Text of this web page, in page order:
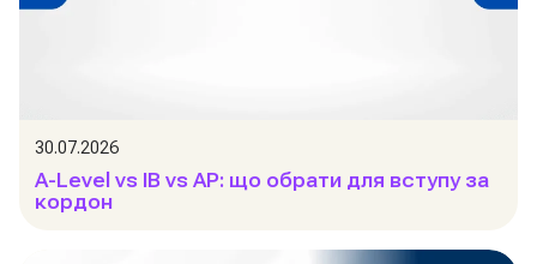
30.07.2026
A-Level vs IB vs AP: що обрати для вступу за
кордон